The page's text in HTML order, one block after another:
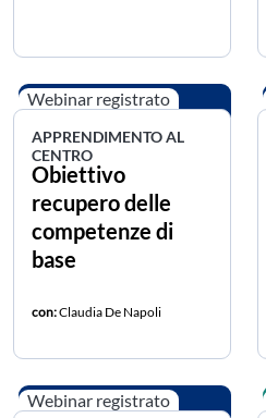
Webinar registrato
APPRENDIMENTO AL
CENTRO
Obiettivo
recupero delle
competenze di
base
con:Claudia De Napoli
Webinar registrato